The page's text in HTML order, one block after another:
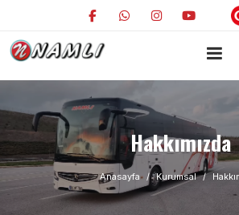
Hakkımızda
Anasayfa Kurumsal